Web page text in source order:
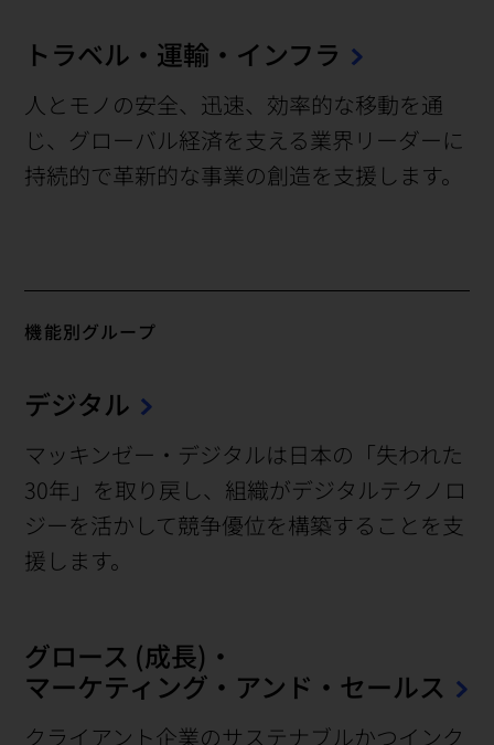
トラベル・運輸・インフラ
人とモノの安全、迅速、効率的な移動を通
じ、グローバル経済を支える業界リーダーに
持続的で革新的な事業の創造を支援します。
機能別グループ
デジタル
マッキンゼー・デジタルは日本の「失われた
30年」を取り戻し、組織がデジタルテクノロ
ジーを活かして競争優位を構築することを支
援します。
グロース (成長)・
マーケティング・アンド・セールス
クライアント企業のサステナブルかつインク